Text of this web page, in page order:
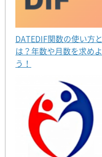
DATEDIF関数の使い方と
は？年数や月数を求めよ
う！